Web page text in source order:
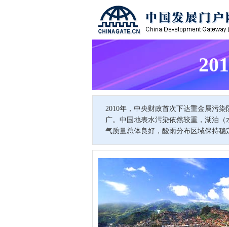
2010年，中央财政首次下达重金属污
广。中国地表水污染依然较重，湖泊
气质量总体良好，酸雨分布区域保持